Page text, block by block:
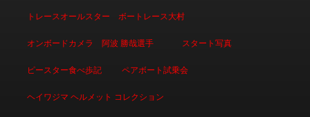
トレースオールスター ボートレース大村
オンボードカメラ 阿波 勝哉選手 スタート写真
ピースター食べ歩記 ペアボート試乗会
ヘイワジマ ヘルメット コレクション